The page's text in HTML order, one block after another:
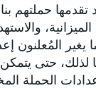
حملتهم
المُعلنون
لذلك، حتى
الحملة